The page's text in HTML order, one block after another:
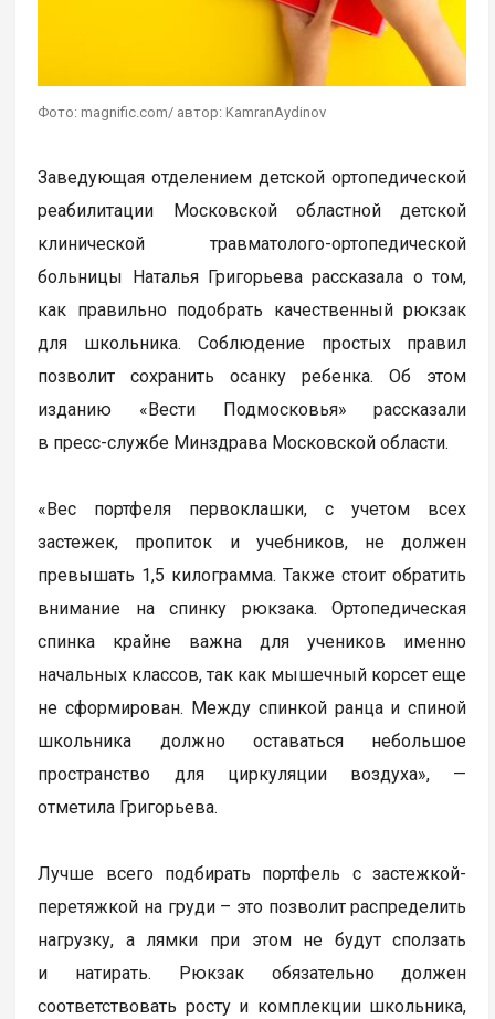
Фото: magnific.com/ автор: KamranAydinov
Заведующая отделением детской ортопедической
реабилитации Московской областной детской
клинической травматолого-ортопедической
больницы Наталья Григорьева рассказала о том,
как правильно подобрать качественный рюкзак
для школьника. Соблюдение простых правил
позволит сохранить осанку ребенка. Об этом
изданию «Вести Подмосковья» рассказали
в пресс-службе Минздрава Московской области.
«Вес портфеля первоклашки, с учетом всех
застежек, пропиток и учебников, не должен
превышать 1,5 килограмма. Также стоит обратить
внимание на спинку рюкзака. Ортопедическая
спинка крайне важна для учеников именно
начальных классов, так как мышечный корсет еще
не сформирован. Между спинкой ранца и спиной
школьника должно оставаться небольшое
пространство для циркуляции воздуха», —
отметила Григорьева.
Лучше всего подбирать портфель с застежкой-
перетяжкой на груди – это позволит распределить
нагрузку, а лямки при этом не будут сползать
и натирать. Рюкзак обязательно должен
соответствовать росту и комплекции школьника,